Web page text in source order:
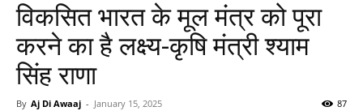
विकसित भारत के मूल मंत्र को पूरा
करने का है लक्ष्य-कृषि मंत्री श्याम
सिंह राणा
By Aj Di Awaaj - January 15, 2025 87